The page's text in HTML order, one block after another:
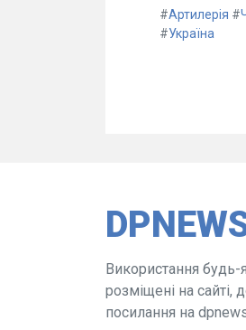
#Артилерія #
#Україна
Використання будь-
розміщені на сайті,
посилання на